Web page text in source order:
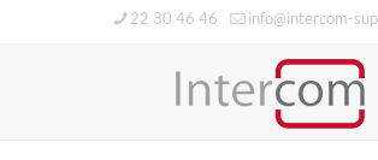
22 30 46 46 info@intercom-